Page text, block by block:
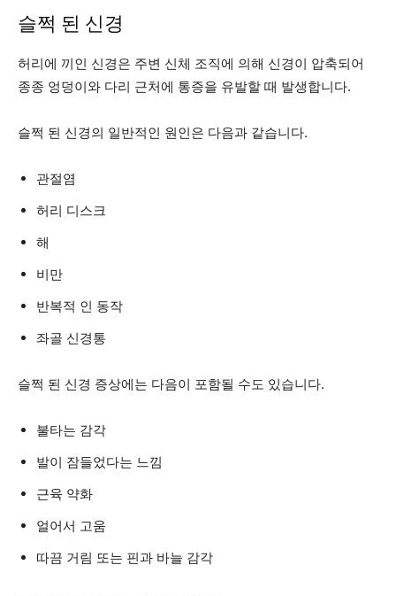
슬쩍 된 신경
허리에 끼인 신경은 주변 신체 조직에 의해 신경이 압축되어
종종 엉덩이와 다리 근처에 통증을 유발할 때 발생합니다.
슬쩍 된 신경의 일반적인 원인은 다음과 같습니다.
관절염
허리 디스크
해
비만
반복적 인 동작
좌골 신경통
슬쩍 된 신경 증상에는 다음이 포함될 수도 있습니다.
불타는 감각
발이 잠들었다는 느낌
근육 약화
얼어서 고움
따끔 거림 또는 핀과 바늘 감각